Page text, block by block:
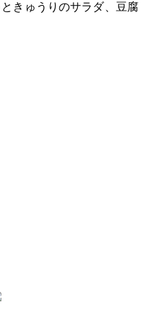
きゅうりのサラダ、豆腐